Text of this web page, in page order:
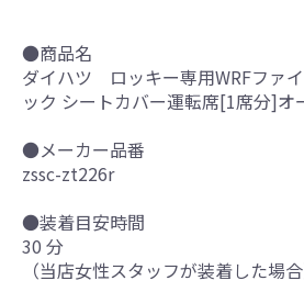
●商品名
ダイハツ ロッキー専用WRFファ
ック シートカバー運転席[1席分]オ
●メーカー品番
zssc-zt226r
●装着目安時間
30 分
（当店女性スタッフが装着した場合